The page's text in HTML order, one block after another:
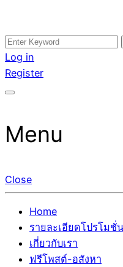
Skip
to
content
อสังหาโพสต์ รีวิวเยอะ รับ
หา แตกต่างอย่างตั้งใจ รับ
กับทีมงานบริษัท บ้าน ที่ดิน
รับจ้างโพสอสังหา ขายบ้าน
โพสต์ ที่ดิน กับทีมงานบริษั
ขายได้จริงๆ ช่วยสร้างโอ
Search
for:
Log in
Register
Menu
Close
Home
รายละเอียดโปรโมชั่น
เกี่ยวกับเรา
ฟรีโพสต์-อสังหา